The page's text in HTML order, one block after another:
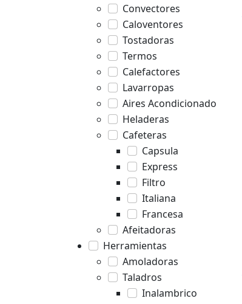
Convectores
Caloventores
Tostadoras
Termos
Calefactores
Lavarropas
Aires Acondicionado
Heladeras
Cafeteras
Capsula
Express
Filtro
Italiana
Francesa
Afeitadoras
Herramientas
Amoladoras
Taladros
Inalambrico